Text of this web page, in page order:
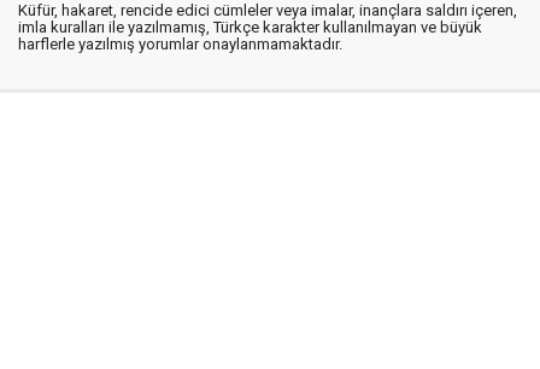
Küfür, hakaret, rencide edici cümleler veya imalar, inançlara saldırı içeren,
imla kuralları ile yazılmamış, Türkçe karakter kullanılmayan ve büyük
harflerle yazılmış yorumlar onaylanmamaktadır.